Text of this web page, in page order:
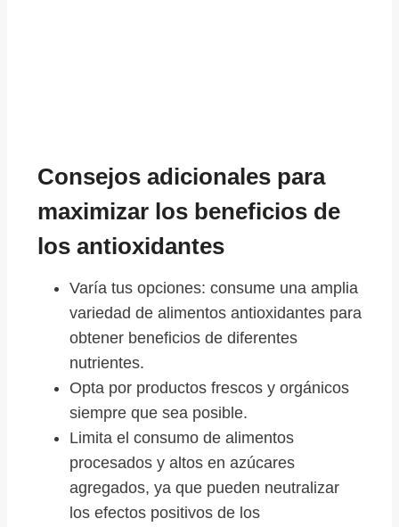
Consejos adicionales para
maximizar los beneficios de
los antioxidantes
Varía tus opciones: consume una amplia
variedad de alimentos antioxidantes para
obtener beneficios de diferentes
nutrientes.
Opta por productos frescos y orgánicos
siempre que sea posible.
Limita el consumo de alimentos
procesados y altos en azúcares
agregados, ya que pueden neutralizar
los efectos positivos de los